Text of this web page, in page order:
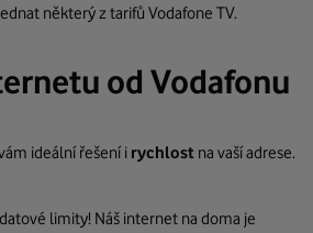
některý z tarifů Vodafone TV.
od Vodafonu
ideální řešení i rychlost na vaší adrese.
limity! Náš internet na doma je